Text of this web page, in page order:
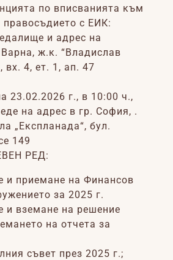
по вписванията към
правосъдието с ЕИК:
и адрес на
ж.к. “Владислав
4, ет. 1, ап. 47
23.02.2026 г., в 10:00 ч.,
на адрес в гр. София, .
„Експланада“, бул.
149
РЕД:
и приемане на Финансов
за 2025 г.
и вземане на решение
на отчета за
съвет през 2025 г.;